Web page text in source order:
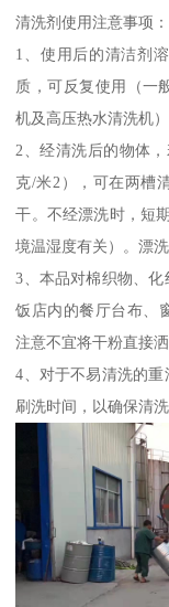
清洗剂使用注意事项：
1、使用后的清洁剂
质，可反复使用（一
机及高压热水清洗机）
2、经清洗后的物体
克/米2），可在两槽
干。不经漂洗时，短
境温湿度有关）。漂
3、本品对棉织物、
饭店内的餐厅台布、
注意不宜将干粉直接
4、对于不易清洗的
刷洗时间，以确保清洗